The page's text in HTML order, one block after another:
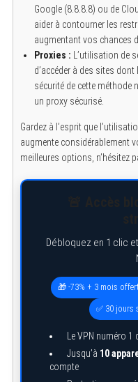
Google (8.8.8.8) ou de
aider à contourner les
augmentant vos chances
Proxies : L’utilisation de
d’accéder à des sites
sécurité de cette méthode
un proxy sécurisé.
Gardez à l’esprit que
augmente considérablement
meilleures options, n’hésitez
Débloquez en 1 clic
🎁 -73% + 3 mois
✅ 30 jours
Le VPN numéro
Jusqu’à 10
compte